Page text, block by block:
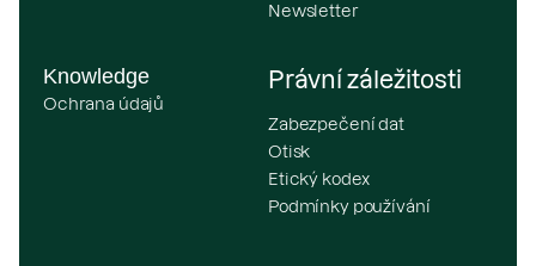
Newsletter
Knowledge
Ochrana údajů
Právní záležitosti
Zabezpečení dat
Otisk
Etický kodex
Podmínky používání